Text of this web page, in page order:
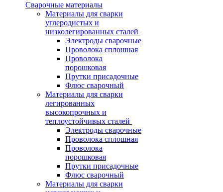
Сварочные материалы
Материалы для сварки
углеродистых и
низколегированных сталей
Электроды сварочные
Проволока сплошная
Проволока
порошковая
Прутки присадочные
Флюс сварочный
Материалы для сварки
легированных
высокопрочных и
теплоустойчивых сталей
Электроды сварочные
Проволока сплошная
Проволока
порошковая
Прутки присадочные
Флюс сварочный
Материалы для сварки